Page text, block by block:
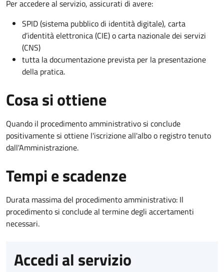
Per accedere al servizio, assicurati di avere:
SPID (sistema pubblico di identità digitale), carta
d’identità elettronica (CIE) o carta nazionale dei servizi
(CNS)
tutta la documentazione prevista per la presentazione
della pratica.
Cosa si ottiene
Quando il procedimento amministrativo si conclude
positivamente si ottiene l'iscrizione all'albo o registro tenuto
dall'Amministrazione.
Tempi e scadenze
Durata massima del procedimento amministrativo: Il
procedimento si conclude al termine degli accertamenti
necessari.
Accedi al servizio